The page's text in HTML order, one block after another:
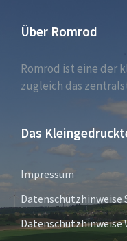
Über Romrod
Romrod ist eine der
zugleich das
Das
Impressum
Datenschutzhinweise
Datenschutzhinweise